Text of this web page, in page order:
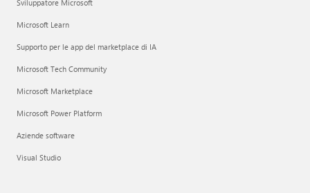
Sviluppatore Microsoft
Microsoft Learn
Supporto per le app del marketplace di IA
Microsoft Tech Community
Microsoft Marketplace
Microsoft Power Platform
Aziende software
Visual Studio